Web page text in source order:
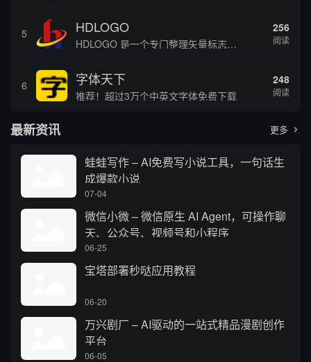
5 HDLOGO
HDLOGO 是一个专门整理矢量标志和图标的网站，提供各类品牌和公司的矢量标志下载服务，主要面向设计师、营销人员和企业用户，帮他们获取高质量的品牌标识资源。
256
阅读
6 字体天下
推荐！超过3万个中英文字体免费下载
248
阅读
最新资讯 更多 
蛙蛙写作 – AI免费写小说工具，一句话生
成爆款小说
07-04
微信小微 – 微信原生 AI Agent，可操作聊
天、公众号、视频号和小程序
06-25
宝塔部署秒哒应用教程
06-20
万兴剧厂 – AI驱动的一站式精品漫剧创作
平台
06-05